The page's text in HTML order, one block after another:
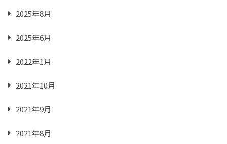
2025年8月
2025年6月
2022年1月
2021年10月
2021年9月
2021年8月